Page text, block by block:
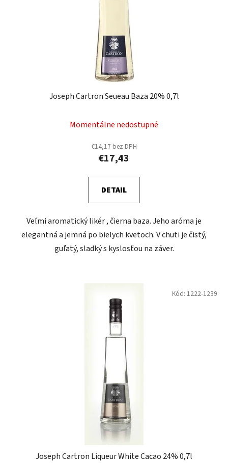
Joseph Cartron Seueau Baza 20% 0,7l
Momentálne nedostupné
€14,17 bez DPH
€17,43
DETAIL
Veľmi aromatický likér , čierna baza. Jeho aróma je
elegantná a jemná po bielych kvetoch. V chuti je čistý,
guľatý, sladký s kyslosťou na záver.
Joseph Cartron Liqueur White Cacao 24% 0,7l
Kód: 1222-1239